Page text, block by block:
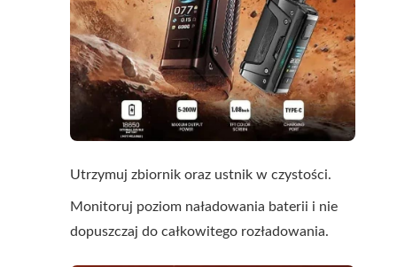
Utrzymuj zbiornik oraz ustnik w czystości.
Monitoruj poziom naładowania baterii i nie
dopuszczaj do całkowitego rozładowania.